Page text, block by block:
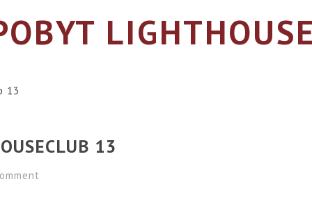
13
13